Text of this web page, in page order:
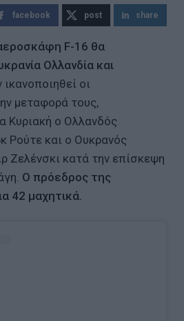
facebook post share
F-16 θα
Ολλανδία και
οι
μεταφορά τους,
Κυριακή ο Ολλανδός
και ο Ουκρανός
Ζελένσκι κατά την επίσκεψη
Ο πρόεδρος της
42 μαχητικά.